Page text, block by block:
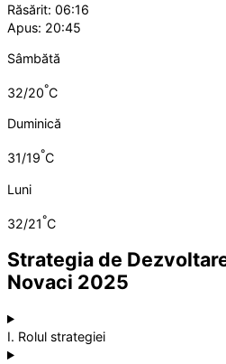
Răsărit: 06:16
Apus: 20:45
Sâmbătă
32/20°C
Duminică
31/19°C
Luni
32/21°C
Strategia de
Novaci 2025
I. Rolul strategiei